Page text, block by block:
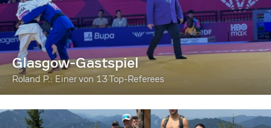
Glasgow-Gastspiel
Roland P.: Einer von 13 Top-Referees